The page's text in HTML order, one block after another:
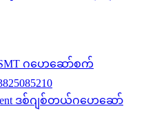
ဂဟေဆော်စက်
ဒစ်ဂျစ်တယ်ဂဟေဆော်